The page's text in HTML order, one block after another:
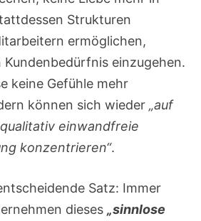
Strukturen
ermöglichen,
einzugehen.
keine Gefühle mehr
können sich wieder„auf
einwandfreie
konzentrieren“.
Satz: Immer
dieses„sinnlose